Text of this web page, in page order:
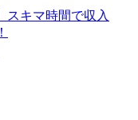
スキマ時間で収入